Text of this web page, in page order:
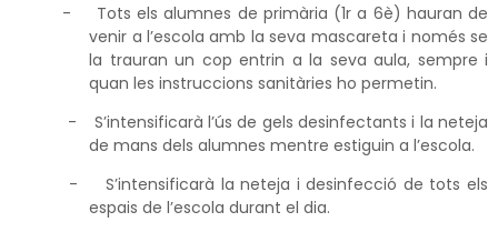
-
Tots els alumnes de primària (1r a 6è) hauran de
venir a l’escola amb la seva mascareta i només se
la trauran un cop entrin a la seva aula, sempre i
quan les instruccions sanitàries ho permetin.
-
S’intensificarà l’ús de gels desinfectants i la neteja
de mans dels alumnes mentre estiguin a l’escola.
-
S’intensificarà la neteja i desinfecció de tots els
espais de l’escola durant el dia.